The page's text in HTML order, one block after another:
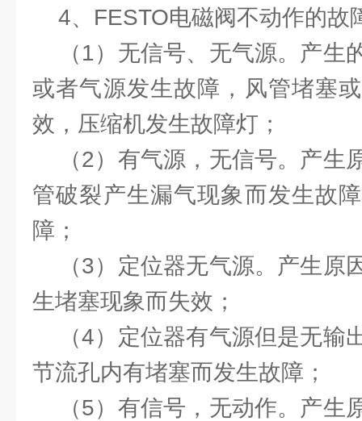
4、FESTO电磁阀不动作的故
（1）无信号、无气源。产生
或者气源发生故障，风管堵塞
效，压缩机发生故障灯；
（2）有气源，无信号。产生
管破裂产生漏气现象而发生故
障；
（3）定位器无气源。产生原
生堵塞现象而失效；
（4）定位器有气源但是无输
节流孔内有堵塞而发生故障；
（5）有信号，无动作。产生